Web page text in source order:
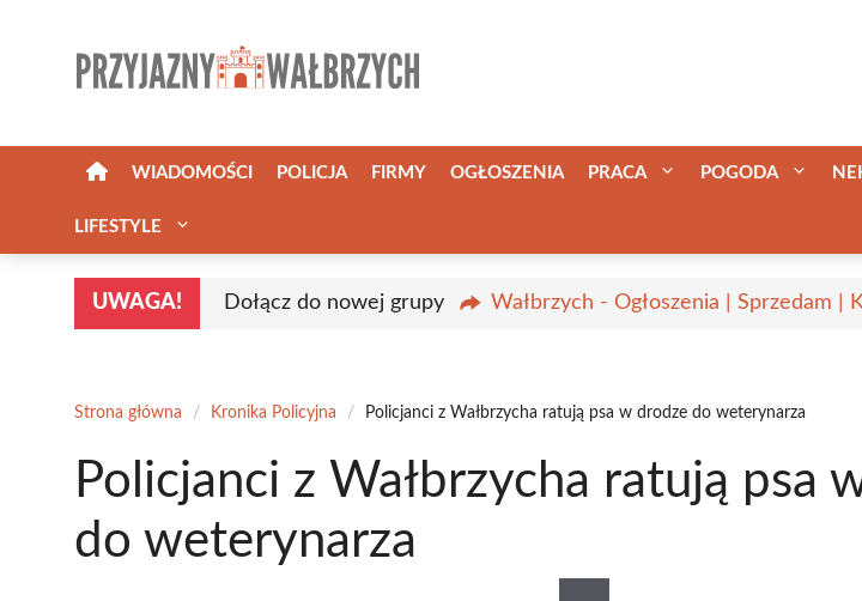
WIADOMOŚCI POLICJA FIRMY OGŁOSZENIA PRACA POGODA
LIFESTYLE
UWAGA! Dołącz do nowej grupy Wałbrzych - Ogłoszenia | Sprzedam |
Strona główna / Kronika Policyjna / Policjanci z Wałbrzycha ratują psa w drodze do weterynarza
Policjanci z Wałbrzycha ratują psa
do weterynarza